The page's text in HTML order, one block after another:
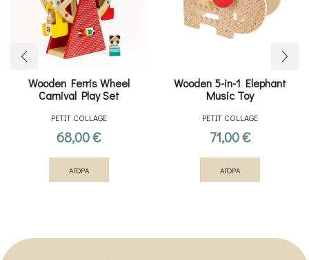
Wooden Ferris Wheel
Carnival Play Set
PETIT COLLAGE
68,00€
ΑΓΟΡΑ
Wooden 5-in-1 Elephant
Music Toy
PETIT COLLAGE
71,00€
ΑΓΟΡΑ